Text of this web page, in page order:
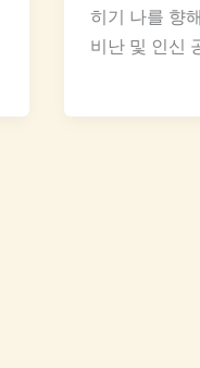
히기 나를 향
비난 및 인신